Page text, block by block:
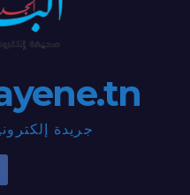
جريدة